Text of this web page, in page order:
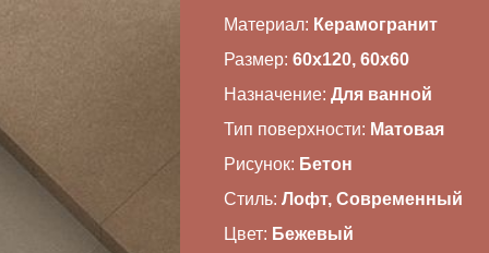
О КОМПАНИИ
ВАЖНОЕ
CОТРУДНИЧЕСТВО
КОНТАКТЫ
Материал: Керамогранит
Размер: 60x120, 60x60
Назначение: Для ванной
Тип поверхности: Матовая
Рисунок: Бетон
Стиль: Лофт, Современный
Цвет: Бежевый